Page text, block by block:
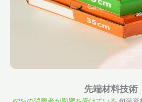
先端材料技術